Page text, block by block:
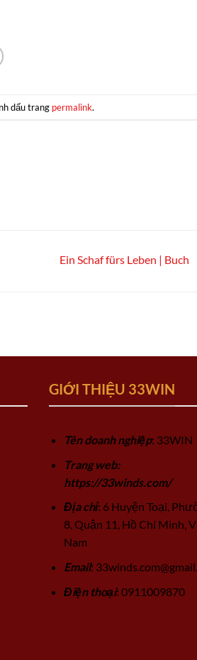
dấu trang permalink.
Ein Schaf fürs Leben | Buch
GIỚI THIỆU 33WIN
Tên doanh nghiệp: 33WIN
Trang web:
https://33winds.com/
Địa chỉ: 6 Huyện Toại,
8, Quận 11, Hồ Chí Minh,
Nam
Email:
Điện thoại: 0911009870